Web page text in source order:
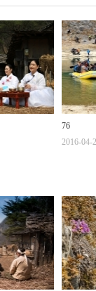
76
2016-04-